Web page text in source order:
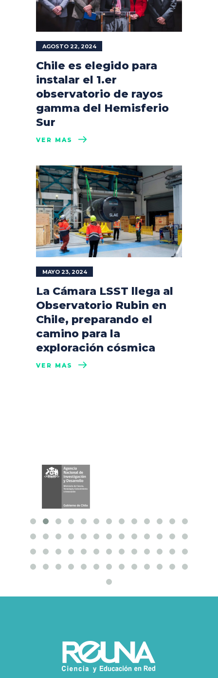
AGOSTO 22, 2024
Chile es elegido para
instalar el 1.er
observatorio de rayos
gamma del Hemisferio
Sur
VER MÁS
MAYO 23, 2024
La Cámara LSST llega al
Observatorio Rubin en
Chile, preparando el
camino para la
exploración cósmica
VER MÁS